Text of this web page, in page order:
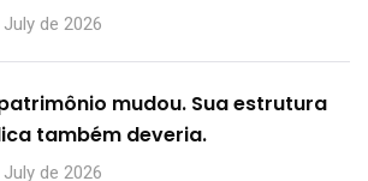
de 2026
mudou. Sua estrutura
também deveria.
de 2026